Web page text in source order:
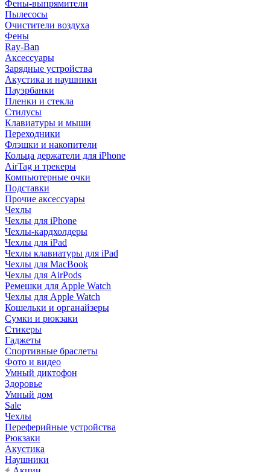
Фены-выпрямители
Пылесосы
Очистители воздуха
Фены
Ray-Ban
Аксессуары
Зарядные устройства
Акустика и наушники
Пауэрбанки
Пленки и стекла
Стилусы
Клавиатуры и мыши
Переходники
Флэшки и накопители
Кольца держатели для iPhone
AirTag и трекеры
Компьютерные очки
Подставки
Прочие аксессуары
Чехлы
Чехлы для iPhone
Чехлы-кардхолдеры
Чехлы для iPad
Чехлы клавиатуры для iPad
Чехлы для MacBook
Чехлы для AirPods
Ремешки для Apple Watch
Чехлы для Apple Watch
Кошельки и органайзеры
Сумки и рюкзаки
Стикеры
Гаджеты
Спортивные браслеты
Фото и видео
Умный диктофон
Здоровье
Умный дом
Sale
Чехлы
Переферийные устройства
Рюкзаки
Акустика
Наушники